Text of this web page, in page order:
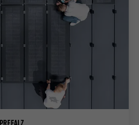
non essenziali.
la selezione dei centri di